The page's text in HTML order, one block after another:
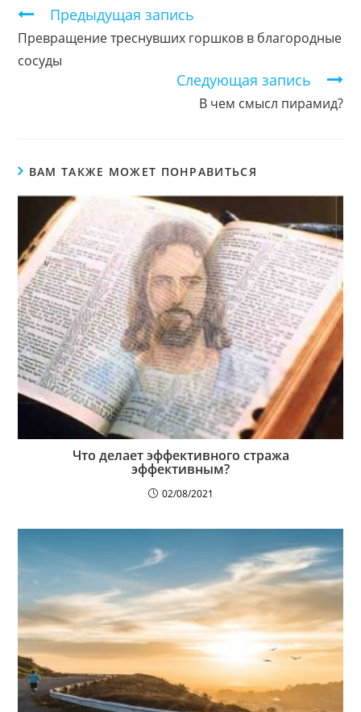
Продолжить
чтение
Предыдущая запись
Превращение треснувших горшков в благородные
сосуды
Следующая запись
В чем смысл пирамид?
ВАМ ТАКЖЕ МОЖЕТ ПОНРАВИТЬСЯ
Что делает эффективного стража
эффективным?
02/08/2021